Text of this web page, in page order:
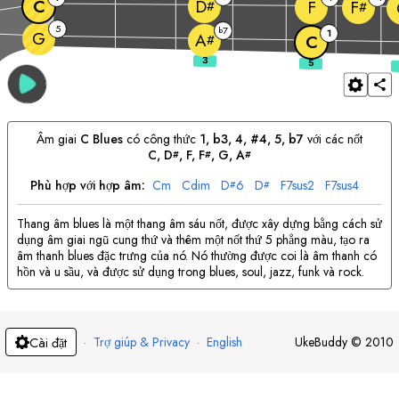
G 5
A#
b7 C 1
C D# F F#
Âm giai C Blues có công thức 1, b3, 4, #4, 5, b7 với các nốt
C, D#, F, F#, G, A#
Phù hợp với hợp âm: Cm Cdim D#6 D# F7sus2 F7sus4
Thang âm blues là một thang âm sáu nốt, được xây dựng bằng cách sử
dụng âm giai ngũ cung thứ và thêm một nốt thứ 5 phẳng màu, tạo ra
âm thanh blues đặc trưng của nó. Nó thường được coi là âm thanh có
hồn và u sầu, và được sử dụng trong blues, soul, jazz, funk và rock.
Cài đặt · Trợ giúp & Privacy · English UkeBuddy © 2010